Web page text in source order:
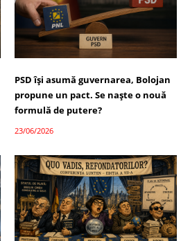
PSD își asumă guvernarea, Bolojan
propune un pact. Se naște o nouă
formulă de putere?
23/06/2026